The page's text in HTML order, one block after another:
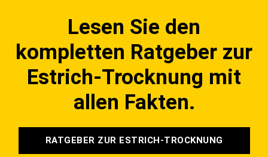
Lesen Sie den
kompletten Ratgeber zur
Estrich-Trocknung mit
allen Fakten.
RATGEBER ZUR ESTRICH-TROCKNUNG